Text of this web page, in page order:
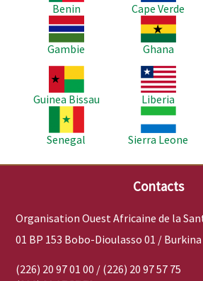
Benin
Cape Verde
Image
Gambie
Image
Ghana
Image
Guinea Bissau
Image
Liberia
Senegal
Image
Sierra Leone
Contacts
Organisation Ouest Africaine de la
01 BP 153 Bobo-Dioulasso 01 / Burkina
(226) 20 97 01 00 / (226) 20 97 57 75